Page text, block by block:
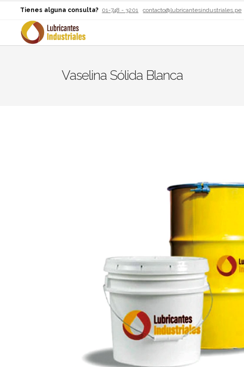
Tienes alguna consulta? 01-748 - 3201 contacto@lubricantesindustriales.pe
Vaselina Sólida Blanca